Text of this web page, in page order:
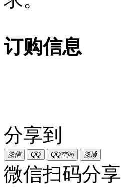
订购信息
分享到
微信 QQ QQ空间 微博
微信扫码分享